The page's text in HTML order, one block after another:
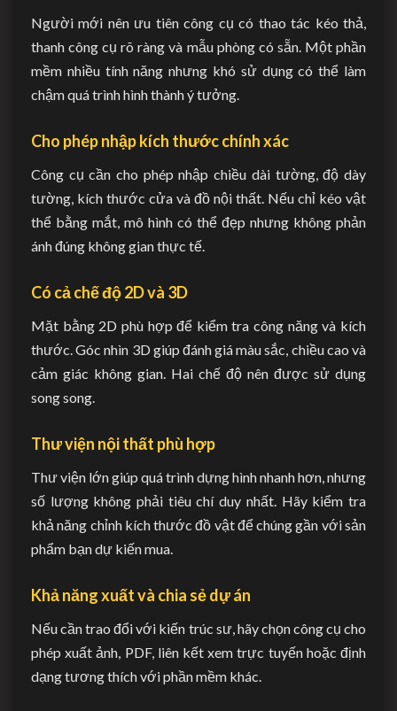
Người mới nên ưu tiên công cụ có thao tác kéo thả,
thanh công cụ rõ ràng và mẫu phòng có sẵn. Một phần
mềm nhiều tính năng nhưng khó sử dụng có thể làm
chậm quá trình hình thành ý tưởng.
Cho phép nhập kích thước chính xác
Công cụ cần cho phép nhập chiều dài tường, độ dày
tường, kích thước cửa và đồ nội thất. Nếu chỉ kéo vật
thể bằng mắt, mô hình có thể đẹp nhưng không phản
ánh đúng không gian thực tế.
Có cả chế độ 2D và 3D
Mặt bằng 2D phù hợp để kiểm tra công năng và kích
thước. Góc nhìn 3D giúp đánh giá màu sắc, chiều cao và
cảm giác không gian. Hai chế độ nên được sử dụng
song song.
Thư viện nội thất phù hợp
Thư viện lớn giúp quá trình dựng hình nhanh hơn, nhưng
số lượng không phải tiêu chí duy nhất. Hãy kiểm tra
khả năng chỉnh kích thước đồ vật để chúng gần với sản
phẩm bạn dự kiến mua.
Khả năng xuất và chia sẻ dự án
Nếu cần trao đổi với kiến trúc sư, hãy chọn công cụ cho
phép xuất ảnh, PDF, liên kết xem trực tuyến hoặc định
dạng tương thích với phần mềm khác.